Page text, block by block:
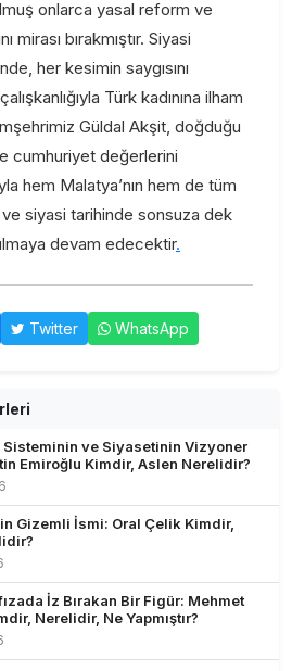
onlarca yasal reform ve
mirası bırakmıştır. Siyasi
her kesimin saygısını
Türk kadınına ilham
Güldal Akşit, doğduğu
cumhuriyet değerlerini
hem Malatya’nın hem de tüm
siyasi tarihinde sonsuza dek
devam edecektir.
Twitter WhatsApp
Sisteminin ve Siyasetinin Vizyoner
Emiroğlu Kimdir, Aslen Nerelidir?
Gizemli İsmi: Oral Çelik Kimdir,
İz Bırakan Bir Figür: Mehmet
Nerelidir, Ne Yapmıştır?